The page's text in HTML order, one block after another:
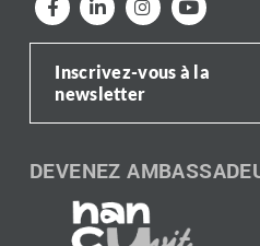
Inscrivez-vous à la
newsletter
DEVENEZ